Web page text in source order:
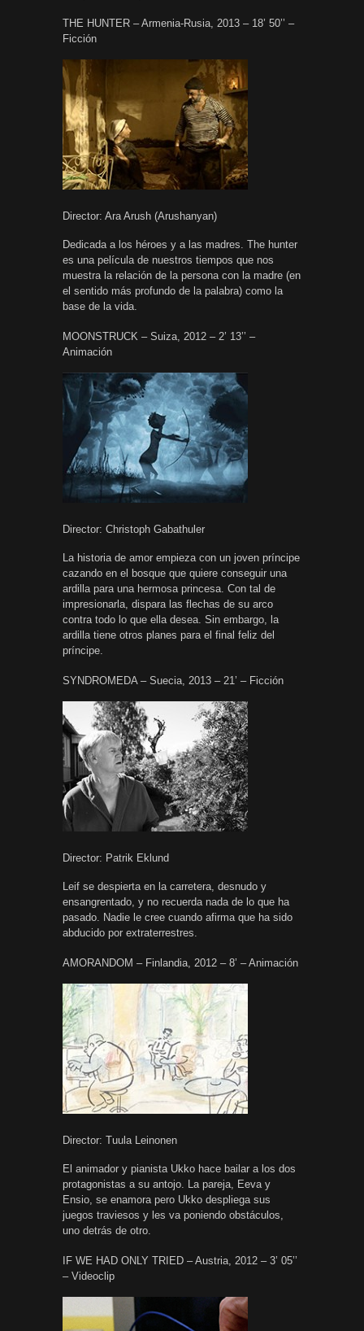
THE HUNTER – Armenia-Rusia, 2013 – 18’ 50’’ –
Ficción
Director: Ara Arush (Arushanyan)
Dedicada a los héroes y a las madres. The hunter
es una película de nuestros tiempos que nos
muestra la relación de la persona con la madre (en
el sentido más profundo de la palabra) como la
base de la vida.
MOONSTRUCK – Suiza, 2012 – 2’ 13’’ –
Animación
Director: Christoph Gabathuler
La historia de amor empieza con un joven príncipe
cazando en el bosque que quiere conseguir una
ardilla para una hermosa princesa. Con tal de
impresionarla, dispara las flechas de su arco
contra todo lo que ella desea. Sin embargo, la
ardilla tiene otros planes para el final feliz del
príncipe.
SYNDROMEDA – Suecia, 2013 – 21’ – Ficción
Director: Patrik Eklund
Leif se despierta en la carretera, desnudo y
ensangrentado, y no recuerda nada de lo que ha
pasado. Nadie le cree cuando afirma que ha sido
abducido por extraterrestres.
AMORANDOM – Finlandia, 2012 – 8’ – Animación
Director: Tuula Leinonen
El animador y pianista Ukko hace bailar a los dos
protagonistas a su antojo. La pareja, Eeva y
Ensio, se enamora pero Ukko despliega sus
juegos traviesos y les va poniendo obstáculos,
uno detrás de otro.
IF WE HAD ONLY TRIED – Austria, 2012 – 3’ 05’’
– Videoclip